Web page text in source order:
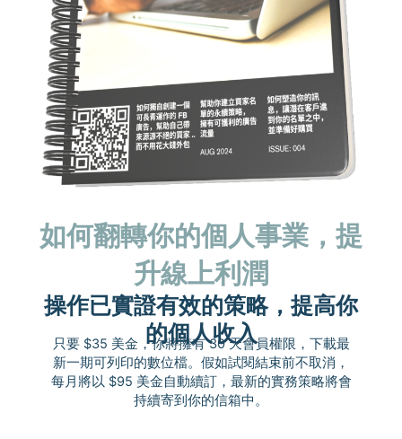
如何翻轉你的個人事業，提
升線上利潤
操作已實證有效的策略，提高你
的個人收入
只要 $35 美金，你將擁有 30 天會員權限，下載最
新一期可列印的數位檔。假如試閱結束前不取消，
每月將以 $95 美金自動續訂，最新的實務策略將會
持續寄到你的信箱中。